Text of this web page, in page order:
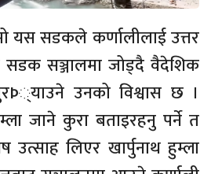
यस सडकले कर्णालीलाई उत्तर
सडक सञ्जालमा जोड्दै वैदेशिक
उनको विश्वास छ ।
जाने कुरा बताइरहनु पर्ने त
लिएर खार्पुनाथ हुम्ला